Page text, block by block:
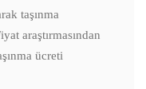
taşınma
araştırmasından
ücreti